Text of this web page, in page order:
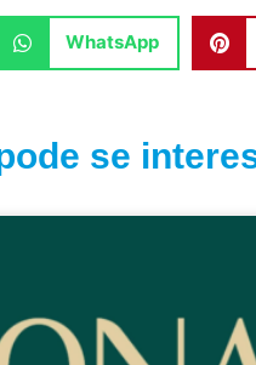
WhatsApp
se